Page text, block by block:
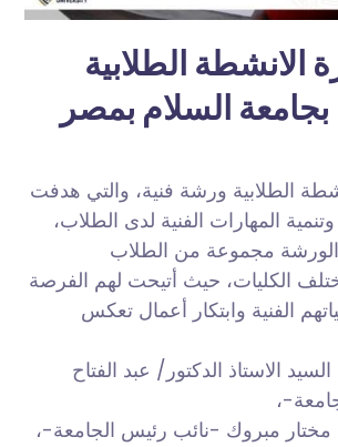
الانشطة الطلابية
السلام بمصر
الطلابية ورشة فنية، والتي هدفت
وتنمية المهارات الفنية لدى الطلاب،
مجموعة من الطلاب
الكليات، حيث أتيحت لهم الفرصة
الفنية وابتكار أعمال تعكس
الاستاذ الدكتور/ عبد الفتاح
،
مختار مبروك -نائب رئيس الجامعة-،